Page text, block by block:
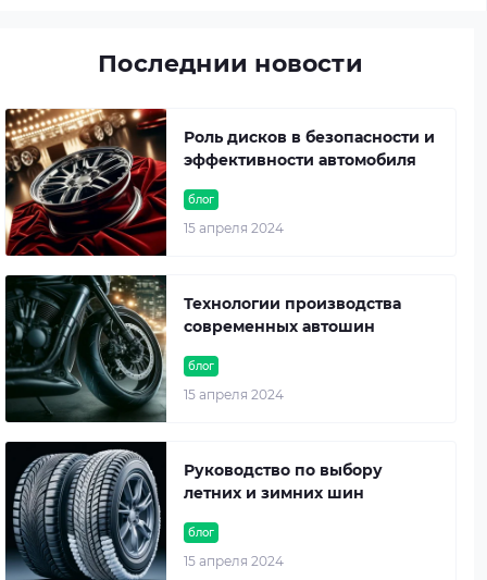
Последнии новости
блог
15 апреля 2024
Роль дисков в безопасности и
эффективности автомобиля
блог
15 апреля 2024
Технологии производства
современных автошин
блог
15 апреля 2024
Руководство по выбору
летних и зимних шин